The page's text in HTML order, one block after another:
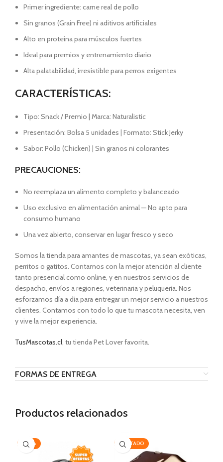
Primer ingrediente: carne real de pollo
Sin granos (Grain Free) ni aditivos artificiales
Alto en proteína para músculos fuertes
Ideal para premios y entrenamiento diario
Alta palatabilidad, irresistible para perros exigentes
CARACTERÍSTICAS:
Tipo: Snack / Premio | Marca: Naturalistic
Presentación: Bolsa 5 unidades | Formato: Stick Jerky
Sabor: Pollo (Chicken) | Sin granos ni colorantes
PRECAUCIONES:
No reemplaza un alimento completo y balanceado
Uso exclusivo en alimentación animal — No apto para
consumo humano
Una vez abierto, conservar en lugar fresco y seco
Somos la tienda para amantes de mascotas, ya sean exóticas,
perritos o gatitos. Contamos con la mejor atención al cliente
tanto presencial como online, y en nuestros servicios de
despacho, envíos a regiones, veterinaria y peluquería. Nos
esforzamos día a día para entregar un mejor servicio a nuestros
clientes. Contamos con todo lo que tu mascota necesita, ven
y vive la mejor experiencia.
TusMascotas.cl, tu tienda Pet Lover favorita.
FORMAS DE ENTREGA
Productos relacionados
-30% AGOTADO